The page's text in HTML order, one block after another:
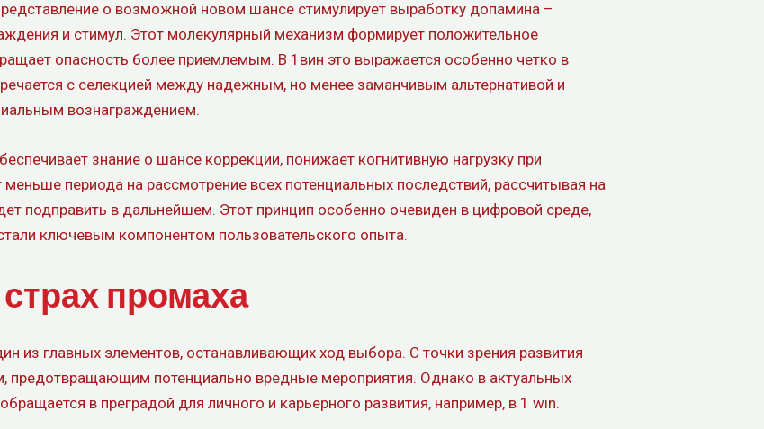
о возможной новом шансе стимулирует выработку допамина –
и стимул. Этот молекулярный механизм формирует положительное
опасность более приемлемым. В 1вин это выражается особенно четко в
с селекцией между надежным, но менее заманчивым альтернативой и
вознаграждением.
знание о шансе коррекции, понижает когнитивную нагрузку при
периода на рассмотрение всех потенциальных последствий, рассчитывая на
подправить в дальнейшем. Этот принцип особенно очевиден в цифровой среде,
ключевым компонентом пользовательского опыта.
промаха
из главных элементов, останавливающих ход выбора. С точки зрения развития
потенциально вредные мероприятия. Однако в актуальных
в преградой для личного и карьерного развития, например, в 1 win.